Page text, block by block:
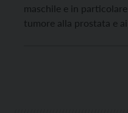
maschile e in
tumore alla prostata e